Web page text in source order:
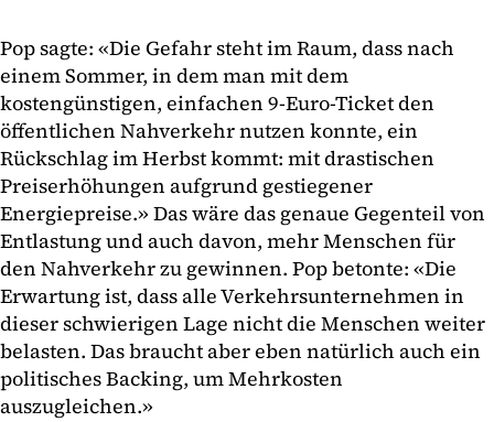
Pop sagte: «Die Gefahr steht im Raum, dass nach
einem Sommer, in dem man mit dem
kostengünstigen, einfachen 9-Euro-Ticket den
öffentlichen Nahverkehr nutzen konnte, ein
Rückschlag im Herbst kommt: mit drastischen
Preiserhöhungen aufgrund gestiegener
Energiepreise.» Das wäre das genaue Gegenteil von
Entlastung und auch davon, mehr Menschen für
den Nahverkehr zu gewinnen. Pop betonte: «Die
Erwartung ist, dass alle Verkehrsunternehmen in
dieser schwierigen Lage nicht die Menschen weiter
belasten. Das braucht aber eben natürlich auch ein
politisches Backing, um Mehrkosten
auszugleichen.»